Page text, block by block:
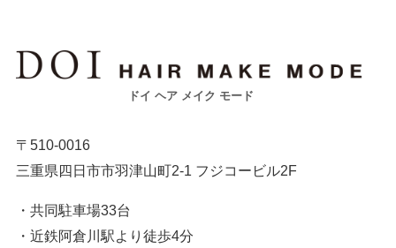
ドイ ヘア メイク モード
〒510-0016
三重県四日市市羽津山町2-1 フジコービル2F
・共同駐車場33台
・近鉄阿倉川駅より徒歩4分